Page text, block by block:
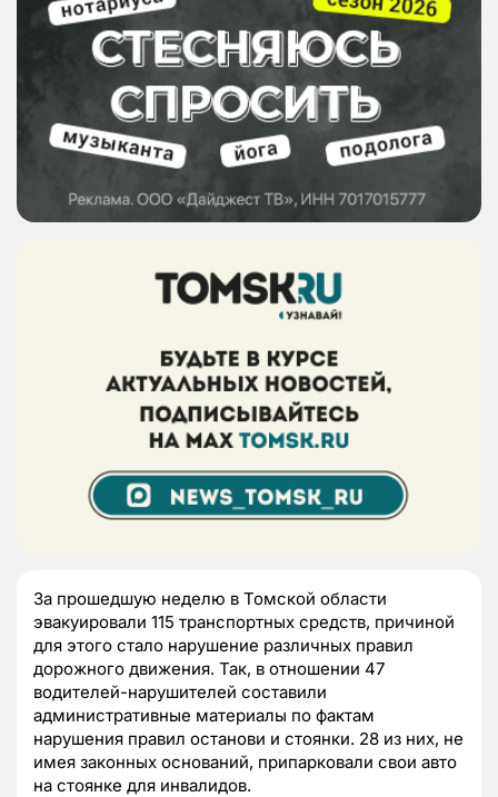
За прошедшую неделю в Томской области
эвакуировали 115 транспортных средств, причиной
для этого стало нарушение различных правил
дорожного движения. Так, в отношении 47
водителей-нарушителей составили
административные материалы по фактам
нарушения правил останови и стоянки. 28 из них, не
имея законных оснований, припарковали свои авто
на стоянке для инвалидов.